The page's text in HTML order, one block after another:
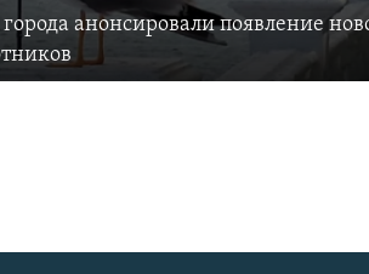
города анонсировали появление